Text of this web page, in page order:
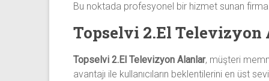
nakit
alabilirsiniz.
alanlar
Bu noktada profesyonel bir hizmet sunan
Topselvi 2.El Televizyon
Topselvi 2.El Televizyon Alanlar, müşteri
avantajı ile kullanıcıların beklentilerini en üst